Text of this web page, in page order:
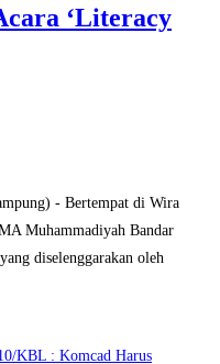
‘Literacy
- Bertempat di Wira
Muhammadiyah Bandar
diselenggarakan oleh